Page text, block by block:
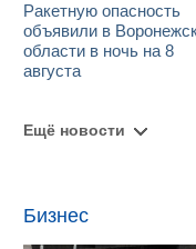
Ракетную опасность
объявили в
области в ночь на 8
августа
Ещё новости
Бизнес